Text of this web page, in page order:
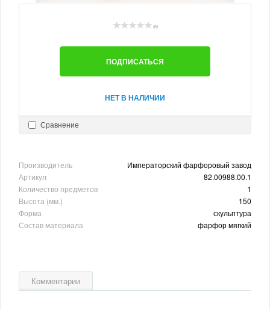
(0)
ПОДПИСАТЬСЯ
НЕТ В НАЛИЧИИ
Сравнение
Производитель
Императорский фарфоровый завод
Артикул
82.00988.00.1
Количество предметов
1
Высота (мм.)
150
Форма
скульптура
Состав материала
фарфор мягкий
Комментарии